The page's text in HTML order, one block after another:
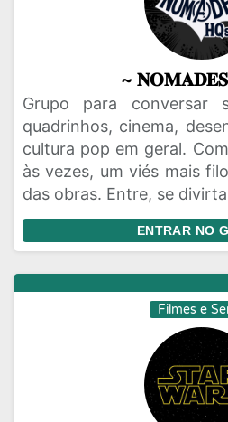
~
Grupo para conversar
quadrinhos, cinema,
cultura pop em geral.
às vezes, um viés mais
das obras. Entre, se
ENTRAR NO
Filmes e